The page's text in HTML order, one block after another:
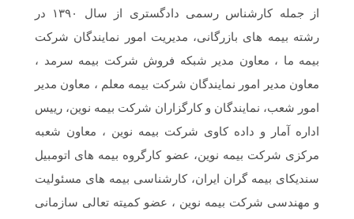
از جمله کارشناس رسمی دادگستری از سال ۱۳۹۰ در
رشته بیمه های بازرگانی، مدیریت امور نمایندگان شرکت
بیمه ما ، معاون مدیر شبکه فروش شرکت بیمه سرمد ،
معاون مدیر امور نمایندگان شرکت بیمه معلم ، معاون مدیر
امور شعب، نمایندگان و کارگزاران شرکت بیمه نوین، رییس
اداره آمار و داده کاوی شرکت بیمه نوین ، معاون شعبه
مرکزی شرکت بیمه نوین، عضو کارگروه بیمه های اتومبیل
سندیکای بیمه گران ایران، کارشناسی بیمه های مسئولیت
و مهندسی شرکت بیمه نوین ، عضو کمیته تعالی سازمانی